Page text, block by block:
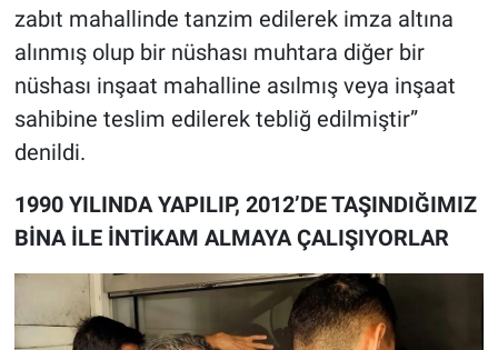
zabıt mahallinde tanzim edilerek imza altına
alınmış olup bir nüshası muhtara diğer bir
nüshası inşaat mahalline asılmış veya inşaat
sahibine teslim edilerek tebliğ edilmiştir”
denildi.
1990 YILINDA YAPILIP, 2012’DE TAŞINDIĞIMIZ
BİNA İLE İNTİKAM ALMAYA ÇALIŞIYORLAR